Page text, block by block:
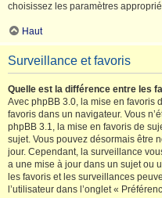
choisissez les paramètres
Haut
Surveillance et favoris
Quelle est la différence entre les
Avec phpBB 3.0, la mise en favoris
favoris dans un navigateur. Vous
phpBB 3.1, la mise en favoris de
sujet. Vous pouvez désormais être
jour. Cependant, la surveillance
a une mise à jour dans un sujet ou
les favoris et les surveillances
l’utilisateur dans l’onglet «